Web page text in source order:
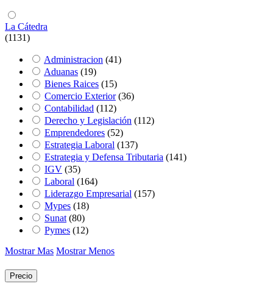
La Cátedra
(1131)
Administracion (41)
Aduanas (19)
Bienes Raices (15)
Comercio Exterior (36)
Contabilidad (112)
Derecho y Legislación (112)
Emprendedores (52)
Estrategia Laboral (137)
Estrategia y Defensa Tributaria (141)
IGV (35)
Laboral (164)
Liderazgo Empresarial (157)
Mypes (18)
Sunat (80)
Pymes (12)
Mostrar Mas Mostrar Menos
Precio